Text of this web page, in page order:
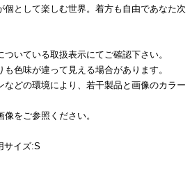
個として楽しむ世界。着方も自由であなた次
いている取扱表示にてご確認下さい。
色味が違って見える場合があります。
などの環境により、若干製品と画像のカラー
をご参照ください。
サイズ:S